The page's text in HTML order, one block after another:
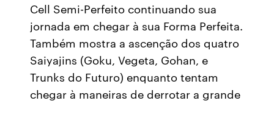
Cell Semi-Perfeito continuando sua
jornada em chegar à sua Forma Perfeita.
Também mostra a ascenção dos quatro
Saiyajins (Goku, Vegeta, Gohan, e
Trunks do Futuro) enquanto tentam
chegar à maneiras de derrotar a grande